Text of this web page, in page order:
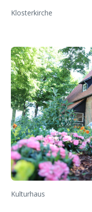
Klosterkirche
Kulturhaus